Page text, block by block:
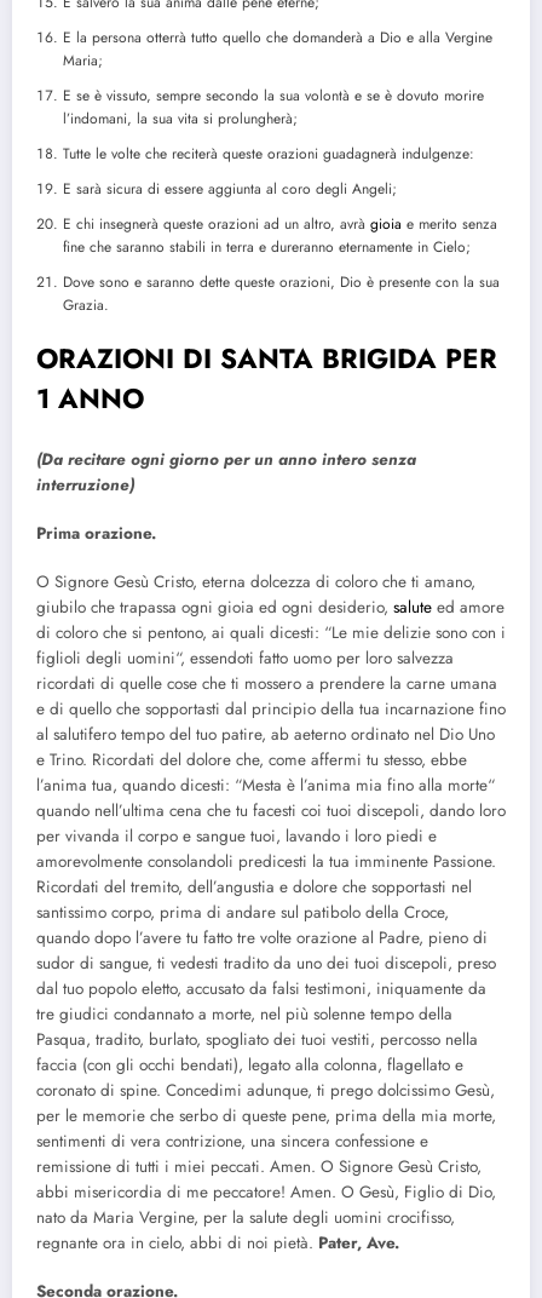
E la persona otterrà tutto quello che domanderà a Dio e alla Vergine
Maria;
E se è vissuto, sempre secondo la sua volontà e se è dovuto morire
l’indomani, la sua vita si prolungherà;
Tutte le volte che reciterà queste orazioni guadagnerà indulgenze:
E sarà sicura di essere aggiunta al coro degli Angeli;
E chi insegnerà queste orazioni ad un altro, avrà gioia e merito senza
fine che saranno stabili in terra e dureranno eternamente in Cielo;
Dove sono e saranno dette queste orazioni, Dio è presente con la sua
Grazia.
ORAZIONI DI SANTA BRIGIDA PER
1 ANNO
(Da recitare ogni giorno per un anno intero senza
interruzione)
Prima orazione.
O Signore Gesù Cristo, eterna dolcezza di coloro che ti amano,
giubilo che trapassa ogni gioia ed ogni desiderio, salute ed amore
di coloro che si pentono, ai quali dicesti: “Le mie delizie sono con i
figlioli degli uomini“, essendoti fatto uomo per loro salvezza
ricordati di quelle cose che ti mossero a prendere la carne umana
e di quello che sopportasti dal principio della tua incarnazione fino
al salutifero tempo del tuo patire, ab aeterno ordinato nel Dio Uno
e Trino. Ricordati del dolore che, come affermi tu stesso, ebbe
l’anima tua, quando dicesti: “Mesta è l’anima mia fino alla morte“
quando nell’ultima cena che tu facesti coi tuoi discepoli, dando loro
per vivanda il corpo e sangue tuoi, lavando i loro piedi e
amorevolmente consolandoli predicesti la tua imminente Passione.
Ricordati del tremito, dell’angustia e dolore che sopportasti nel
santissimo corpo, prima di andare sul patibolo della Croce,
quando dopo l’avere tu fatto tre volte orazione al Padre, pieno di
sudor di sangue, ti vedesti tradito da uno dei tuoi discepoli, preso
dal tuo popolo eletto, accusato da falsi testimoni, iniquamente da
tre giudici condannato a morte, nel più solenne tempo della
Pasqua, tradito, burlato, spogliato dei tuoi vestiti, percosso nella
faccia (con gli occhi bendati), legato alla colonna, flagellato e
coronato di spine. Concedimi adunque, ti prego dolcissimo Gesù,
per le memorie che serbo di queste pene, prima della mia morte,
sentimenti di vera contrizione, una sincera confessione e
remissione di tutti i miei peccati. Amen. O Signore Gesù Cristo,
abbi misericordia di me peccatore! Amen. O Gesù, Figlio di Dio,
nato da Maria Vergine, per la salute degli uomini crocifisso,
regnante ora in cielo, abbi di noi pietà. Pater, Ave.
Seconda orazione.